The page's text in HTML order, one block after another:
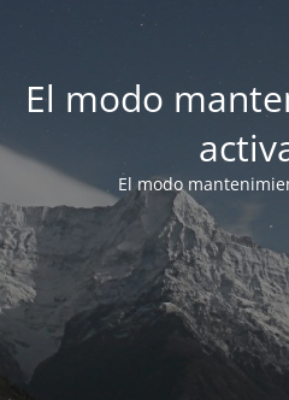
El modo
El modo